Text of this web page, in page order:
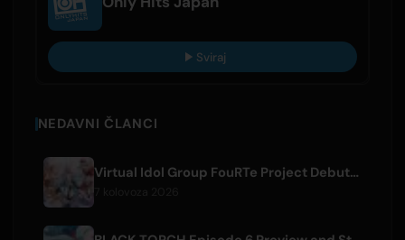
Sviraj
NEDAVNI ČLANCI
Virtual Idol Group FouRTe Project Debuts with 'ALL IN' Album Produced by m-flo's ☆Taku Takahashi